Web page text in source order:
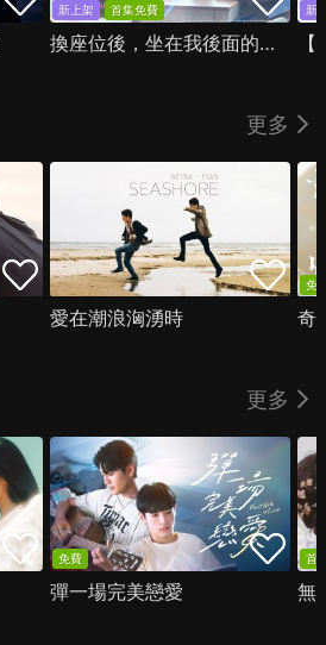
新上架 首集免費
換座位後，坐在我後面的男生好像喜歡我
新
更多
愛在潮浪洶湧時
免
奇
更多
免費
彈一場完美戀愛
首
無